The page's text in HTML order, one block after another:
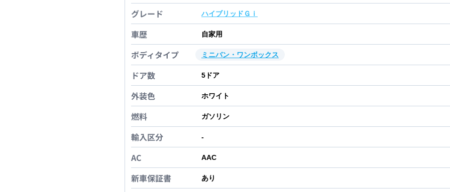
グレード ハイブリッドＧｉ
車歴 自家用
ボディタイプ ミニバン・ワンボックス
ドア数 5 ドア
外装色 ホワイト
燃料 ガソリン
輸入区分 -
AC AAC
新車保証書 あり